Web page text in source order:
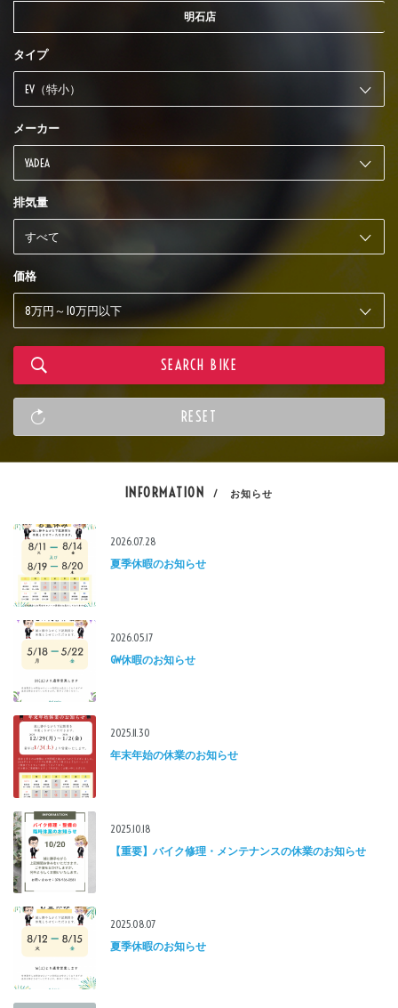
明石店
タイプ
メーカー
排気量
価格
INFORMATION / お知らせ
2026.07.28
夏季休暇のお知らせ
2026.05.17
GW休暇のお知らせ
2025.11.30
年末年始の休業のお知らせ
2025.10.18
【重要】バイク修理・メンテナンスの休業のお知らせ
2025.08.07
夏季休暇のお知らせ